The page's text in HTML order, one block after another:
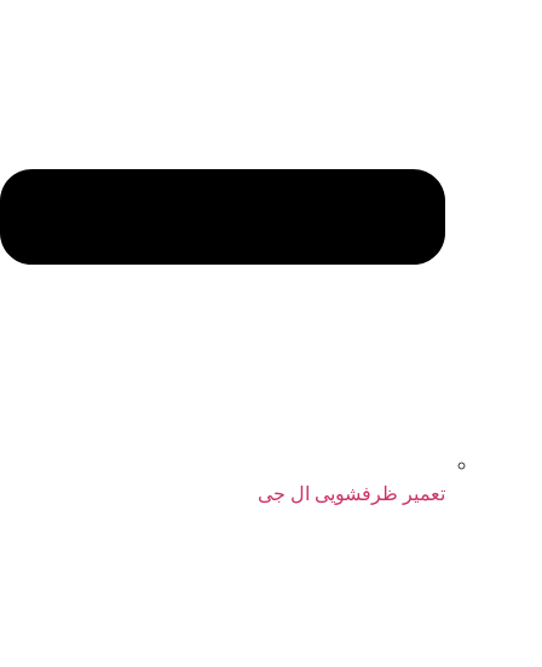
تعمیر ظرفشویی ال جی